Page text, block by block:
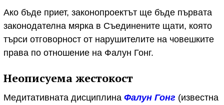
Ако бъде приет, законопроектът ще бъде първата
законодателна мярка в Съединените щати, която
търси отговорност от нарушителите на човешките
права по отношение на Фалун Гонг.
Неописуема жестокост
Медитативната дисциплина Фалун Гонг (известна